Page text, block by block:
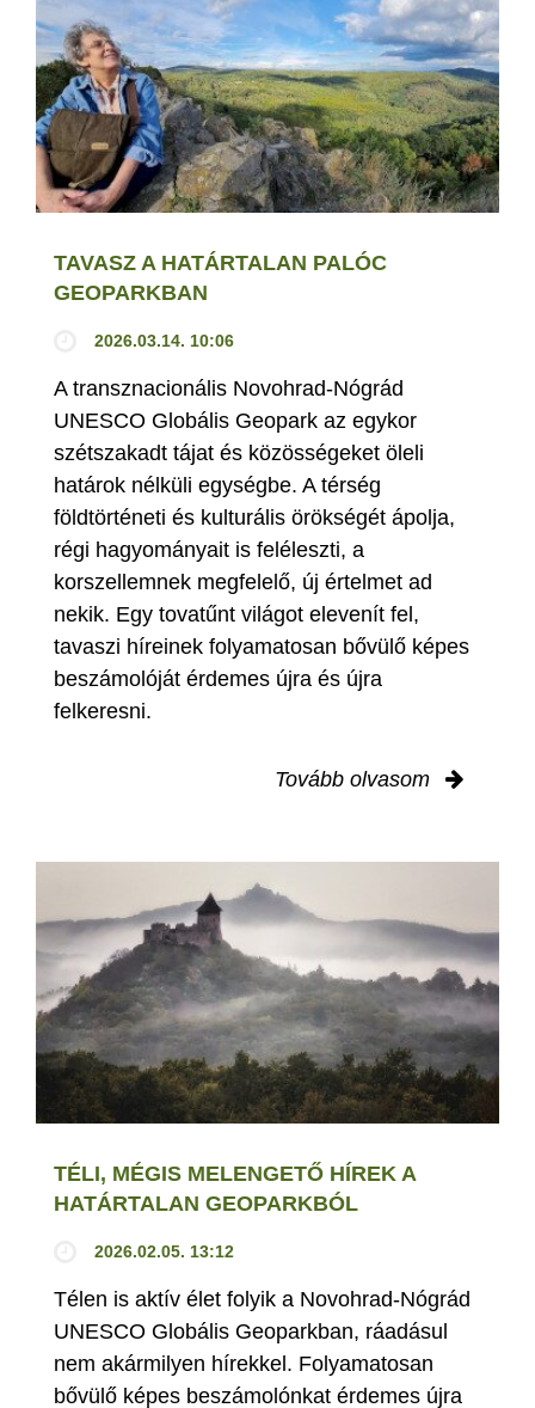
TAVASZ A HATÁRTALAN PALÓC
GEOPARKBAN
2026.03.14. 10:06
A transznacionális Novohrad-Nógrád
UNESCO Globális Geopark az egykor
szétszakadt tájat és közösségeket öleli
határok nélküli egységbe. A térség
földtörténeti és kulturális örökségét ápolja,
régi hagyományait is feléleszti, a
korszellemnek megfelelő, új értelmet ad
nekik. Egy tovatűnt világot elevenít fel,
tavaszi híreinek folyamatosan bővülő képes
beszámolóját érdemes újra és újra
felkeresni.
Tovább olvasom
TÉLI, MÉGIS MELENGETŐ HÍREK A
HATÁRTALAN GEOPARKBÓL
2026.02.05. 13:12
Télen is aktív élet folyik a Novohrad-Nógrád
UNESCO Globális Geoparkban, ráadásul
nem akármilyen hírekkel. Folyamatosan
bővülő képes beszámolónkat érdemes újra